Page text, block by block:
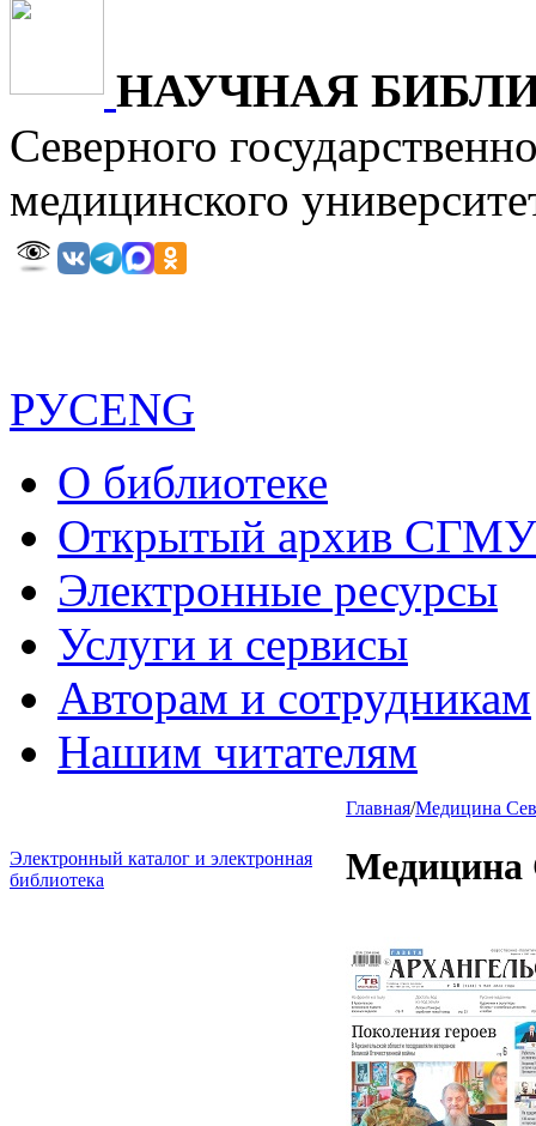
НАУЧНАЯ
Северного
медицинского
РУСENG
О библиотеке
Открытый архив СГМУ
Электронные ресурсы
Услуги и сервисы
Авторам и сотрудникам
Нашим читателям
Электронный каталог и электронная
библиотека
Главная/Медицина
Медицина